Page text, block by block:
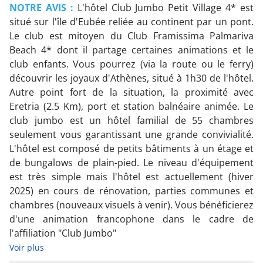
NOTRE AVIS : L'hôtel Club Jumbo Petit Village 4* est
situé sur l'île d'Eubée reliée au continent par un pont.
Le club est mitoyen du Club Framissima Palmariva
Beach 4* dont il partage certaines animations et le
club enfants. Vous pourrez (via la route ou le ferry)
découvrir les joyaux d'Athènes, situé à 1h30 de l'hôtel.
Autre point fort de la situation, la proximité avec
Eretria (2.5 Km), port et station balnéaire animée. Le
club jumbo est un hôtel familial de 55 chambres
seulement vous garantissant une grande convivialité.
L'hôtel est composé de petits bâtiments à un étage et
de bungalows de plain-pied. Le niveau d'équipement
est très simple mais l'hôtel est actuellement (hiver
2025) en cours de rénovation, parties communes et
chambres (nouveaux visuels à venir). Vous bénéficierez
d'une animation francophone dans le cadre de
l'affiliation "Club Jumbo"
Voir plus